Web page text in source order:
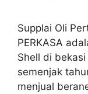
Supplai Oli
PERKASA
Shell di
semenjak
menjual